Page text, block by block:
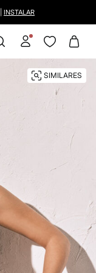
INSTALAR
SIMILARES